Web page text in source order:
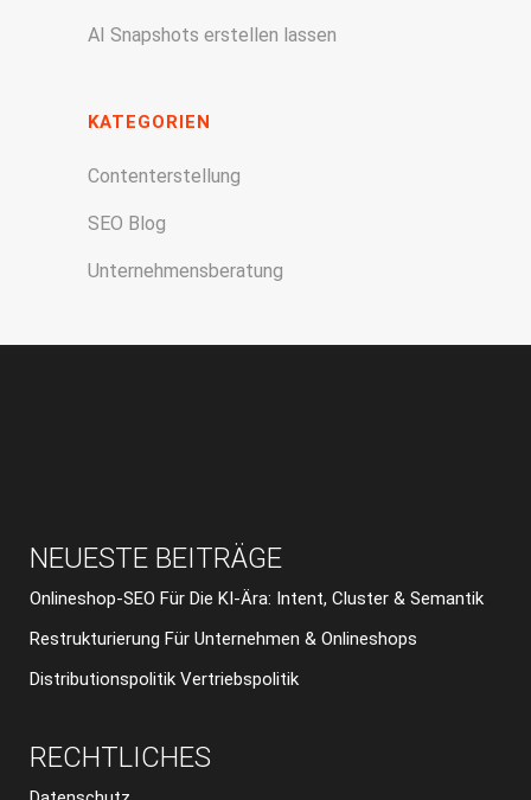
AI Snapshots erstellen lassen
KATEGORIEN
Contenterstellung
SEO Blog
Unternehmensberatung
NEUESTE BEITRÄGE
Onlineshop-SEO Für Die KI-Ära: Intent, Cluster & Semantik
Restrukturierung Für Unternehmen & Onlineshops
Distributionspolitik Vertriebspolitik
RECHTLICHES